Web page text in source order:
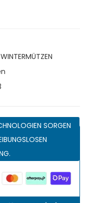
WINTERMÜTZEN
SORGEN